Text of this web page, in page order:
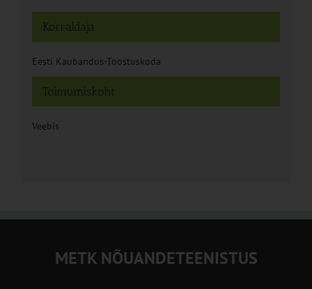
Toimumiskoht
Veebis
Korraldaja
Eesti Kaubandus-Tööstuskoda
METK NÕUANDETEENISTUS